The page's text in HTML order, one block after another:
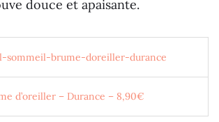
douce et apaisante.
d’oreiller – Durance – 8,90€